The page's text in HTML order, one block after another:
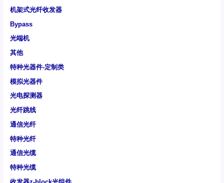
机架式光纤收发器
Bypass
光端机
其他
特种光器件-定制类
模拟光器件
光电探测器
光纤跳线
通信光纤
特种光纤
通信光缆
特种光缆